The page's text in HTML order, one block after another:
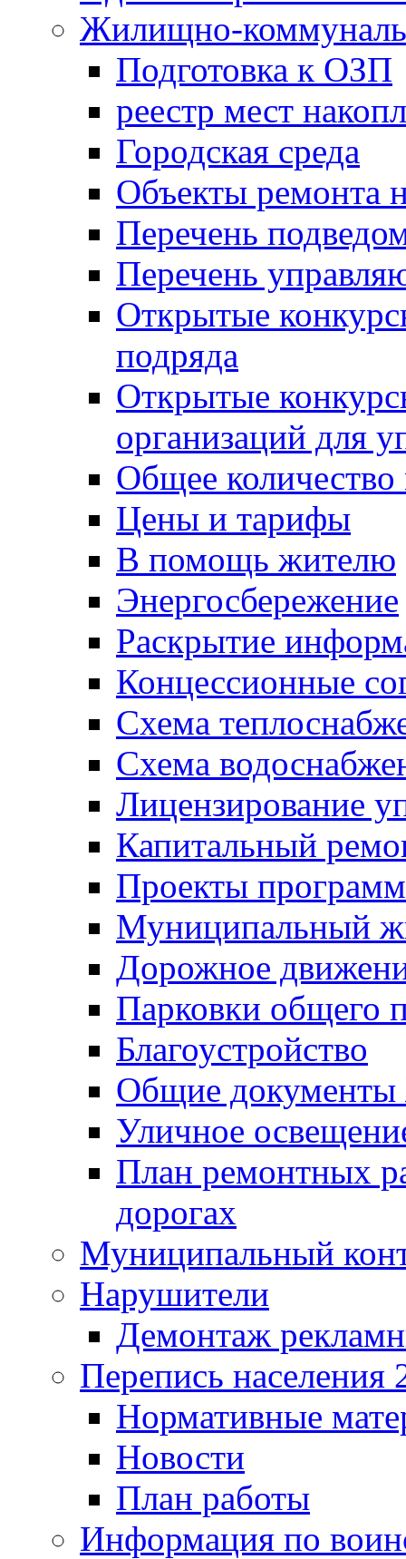
Жилищно-
Подготовка к ОЗП
реестр мест
Городская среда
Объекты ремонта
Перечень
Перечень
Открытые
подряда
Открытые
организаций для
Общее
Цены и тарифы
В помощь жителю
Энергосбережение
Раскрытие
Концессионные
Схема
Схема
Лицензирование
Капитальный
Проекты программ
Муниципальный
Дорожное
Парковки общего
Благоустройство
Общие
Уличное
План ремонтных
дорогах
Муниципальный
Нарушители
Демонтаж
Перепись населения
Нормативные
Новости
План работы
Информация по